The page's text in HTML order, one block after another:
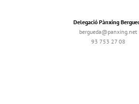
Delegació Pànxing
bergueda@panxing.net
93 753 27 08